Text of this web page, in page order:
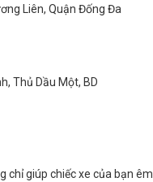
Liên, Quận Đống Đa
Thủ Dầu Một, BD
chỉ giúp chiếc xe của bạn